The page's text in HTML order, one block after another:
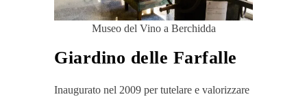
Museo del Vino a Berchidda
Giardino delle Farfalle
Inaugurato nel 2009 per tutelare e valorizzare